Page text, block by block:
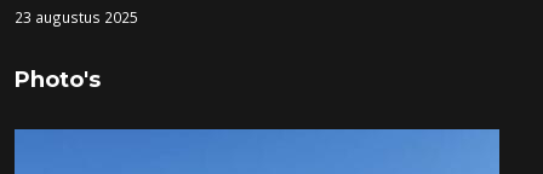
23 augustus 2025
Photo's